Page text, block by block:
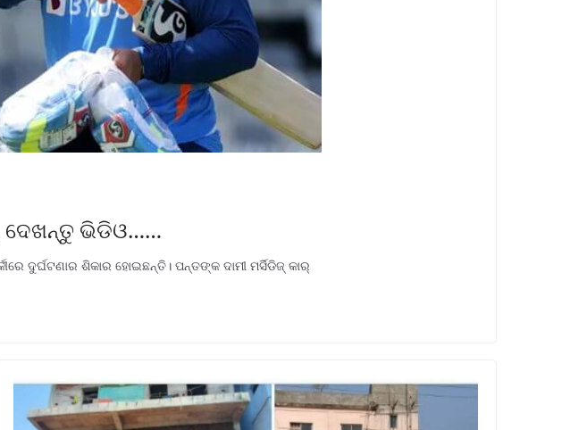
ଦେଖନ୍ତୁ ଭିଡିଓ……
ଶିକାର ହୋଇଛନ୍ତି। ପନ୍ତଙ୍କ ଦାମୀ ମର୍ସିଡିଜ୍‌ କାର୍‌